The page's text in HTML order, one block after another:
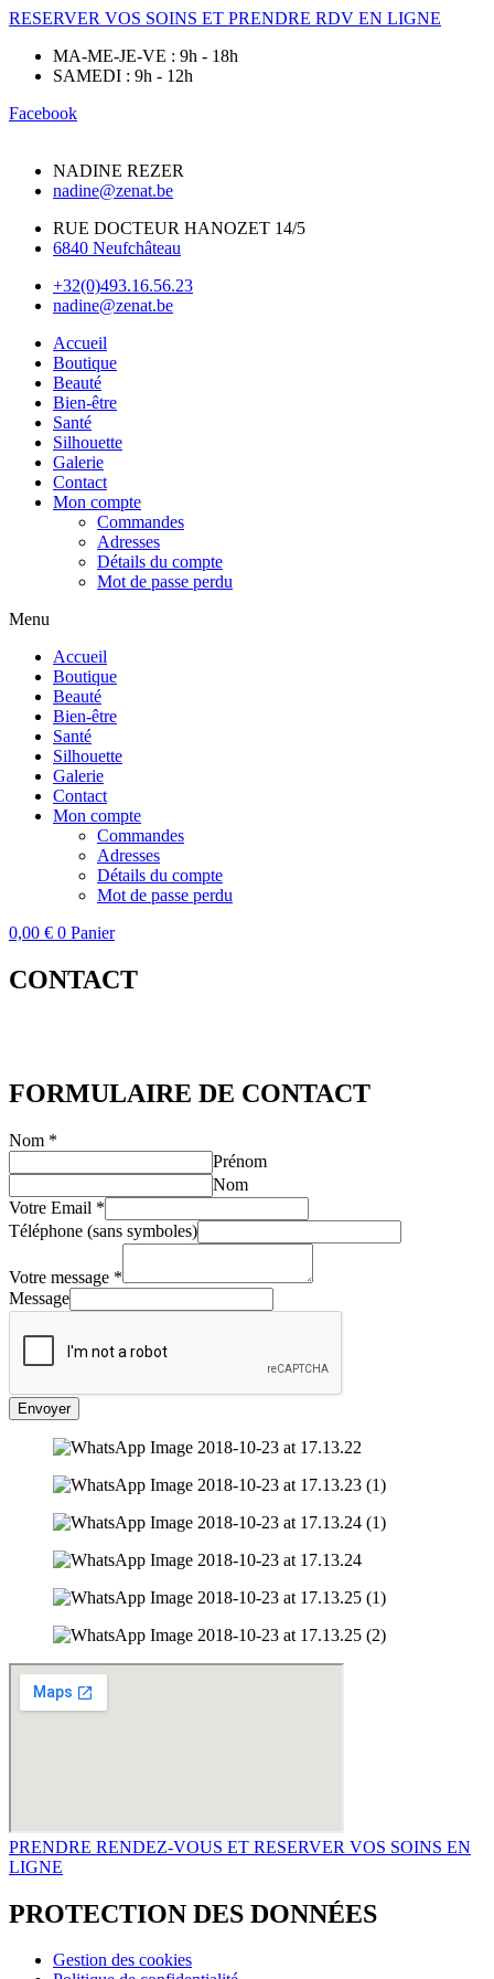
RESERVER VOS SOINS ET PRENDRE RDV EN LIGNE
MA-ME-JE-VE : 9h - 18h
SAMEDI : 9h - 12h
Facebook
NADINE REZER
nadine@zenat.be
RUE DOCTEUR HANOZET 14/5
6840 Neufchâteau
+32(0)493.16.56.23
nadine@zenat.be
Accueil
Boutique
Beauté
Bien-être
Santé
Silhouette
Galerie
Contact
Mon compte
Commandes
Adresses
Détails du compte
Mot de passe perdu
Menu
Accueil
Boutique
Beauté
Bien-être
Santé
Silhouette
Galerie
Contact
Mon compte
Commandes
Adresses
Détails du compte
Mot de passe perdu
0,00 € 0 Panier
CONTACT
FORMULAIRE DE CONTACT
Nom *
Prénom
Nom
Votre Email *
Téléphone (sans symboles)
Votre message *
Message
Envoyer
PRENDRE RENDEZ-VOUS ET RESERVER VOS SOINS EN
LIGNE
PROTECTION DES DONNÉES
Gestion des cookies